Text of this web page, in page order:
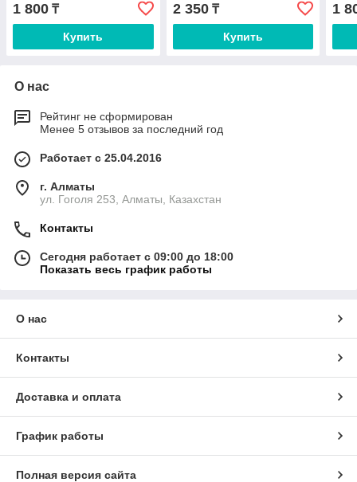
1 800 ₸
Купить
2 350₸
Купить
1
О нас
Рейтинг не сформирован
Менее 5 отзывов за последний год
Работает с 25.04.2016
г. Алматы
ул. Гоголя 253, Алматы, Казахстан
Контакты
Сегодня работает с 09:00 до 18:00
Показать весь график работы
О нас
Контакты
Доставка и оплата
График работы
Полная версия сайта